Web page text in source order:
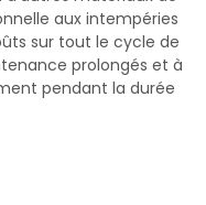
aux intempéries
sur tout le cycle de
prolongés et à
pendant la durée